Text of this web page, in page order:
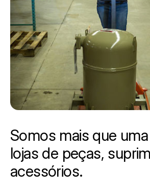
Somos mais que
lojas de peças,
acessórios.